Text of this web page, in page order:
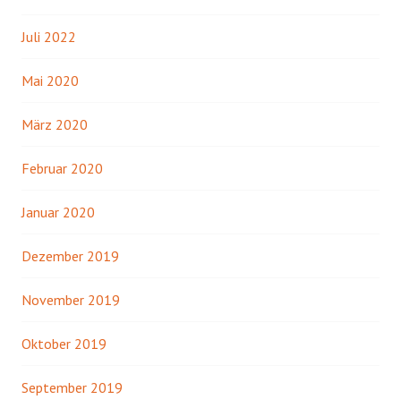
Juli 2022
Mai 2020
März 2020
Februar 2020
Januar 2020
Dezember 2019
November 2019
Oktober 2019
September 2019